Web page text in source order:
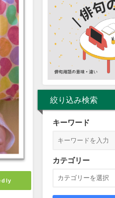
絞り込み検索
キーワード
カテゴリー